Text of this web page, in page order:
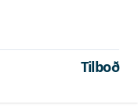
Tilboð